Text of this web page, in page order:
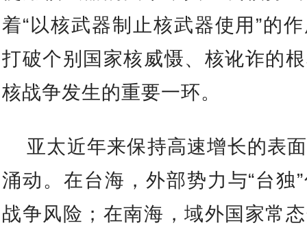
着“以核武器制止核武器使用”的
打破个别国家核威慑、核讹诈的
核战争发生的重要一环。
亚太近年来保持高速增长的表
涌动。在台海，外部势力与“台独
战争风险；在南海，域外国家常